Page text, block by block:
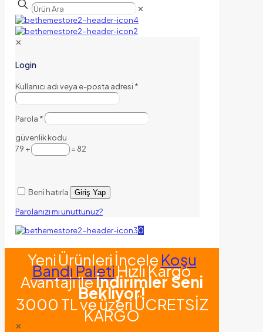
✕
✕
Login
Kullanıcı adı veya e-posta adresi *
Parola *
güvenlik kodu
79 +
= 82
Beni hatırla Giriş Yap
Parolanızı mı unuttunuz?
0
Yeni Ürünleri İncele Koşu
Bandı PaletiHızlı Kargo
Avantajı ileİndirimler Seni
Bekliyor!
3000 TL ve üzeri ÜCRETSİZ
KARGO
✕